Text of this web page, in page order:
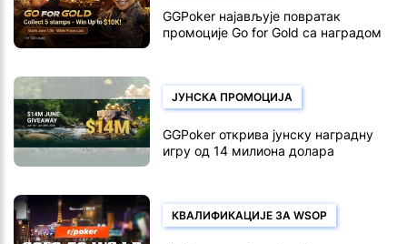
GGPoker најављује повратак
промоције Go for Gold са наградом
ЈУНСКА ПРОМОЦИЈА
GGPoker открива јунску наградну
игру од 14 милиона долара
КВАЛИФИКАЦИЈЕ ЗА WSOP